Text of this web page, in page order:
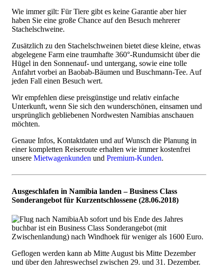
Wie immer gilt: Für Tiere gibt es keine Garantie aber hier
haben Sie eine große Chance auf den Besuch mehrerer
Stachelschweine.
Zusätzlich zu den Stachelschweinen bietet diese kleine, etwas
abgelegene Farm eine traumhafte 360°-Rundumsicht über die
Hügel in den Sonnenauf- und untergang, sowie eine tolle
Anfahrt vorbei an Baobab-Bäumen und Buschmann-Tee. Auf
jeden Fall einen Besuch wert.
Wir empfehlen diese preisgünstige und relativ einfache
Unterkunft, wenn Sie sich den wunderschönen, einsamen und
ursprünglich gebliebenen Nordwesten Namibias anschauen
möchten.
Genaue Infos, Kontaktdaten und auf Wunsch die Planung in
einer kompletten Reiseroute erhalten wie immer kostenfrei
unsere Mietwagenkunden und Premium-Kunden.
Ausgeschlafen in Namibia landen – Business Class
Sonderangebot für Kurzentschlossene (28.06.2018)
Ab sofort und bis Ende des Jahres
buchbar ist ein Business Class Sonderangebot (mit
Zwischenlandung) nach Windhoek für weniger als 1600 Euro.
Geflogen werden kann ab Mitte August bis Mitte Dezember
und über den Jahreswechsel zwischen 29. und 31. Dezember.